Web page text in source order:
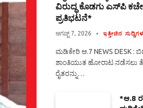
ವಿರುದ್ಧ ಕೊಡಗು ಎಸ್‍ಪಿ
ಪ್ರತಿಭಟನೆ*
ಆಗಷ್ಟ್ 7, 2026 ಇತ್ತೀಚಿನ
ಮಡಿಕೇರಿ ಆ.7 NEWS DESK
ಶಾಂತಿಯುತ ಹೋರಾಟ ನಡೆಸಲು
ರೈತರನ್ನು…
*ಆ.8